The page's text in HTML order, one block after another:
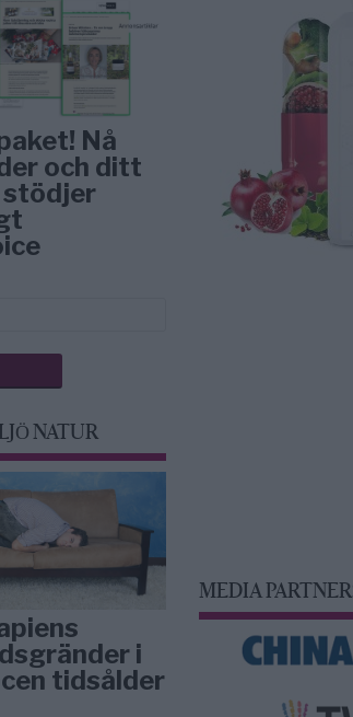
Nå
och ditt
NATUR
i
tidsålder
MEDIA